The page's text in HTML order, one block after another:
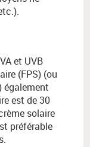
et UVB
(FPS) (ou
également
est de 30
solaire
préférable